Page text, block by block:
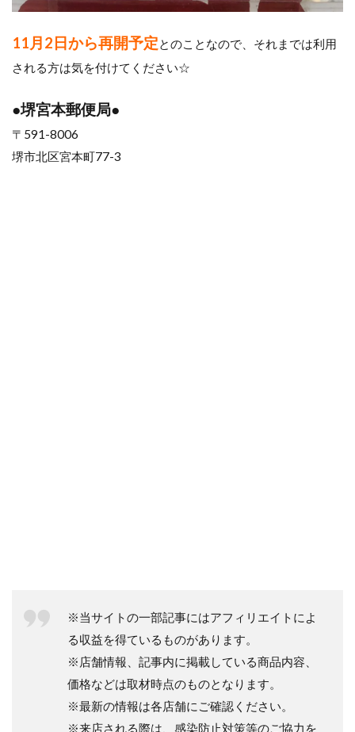
11月2日から再開予定とのことなので、それまでは利用
される方は気を付けてください☆
●堺宮本郵便局●
〒591-8006
堺市北区宮本町77-3
※当サイトの一部記事にはアフィリエイトによ
る収益を得ているものがあります。
※店舗情報、記事内に掲載している商品内容、
価格などは取材時点のものとなります。
※最新の情報は各店舗にご確認ください。
※来店される際は、感染防止対策等のご協力を